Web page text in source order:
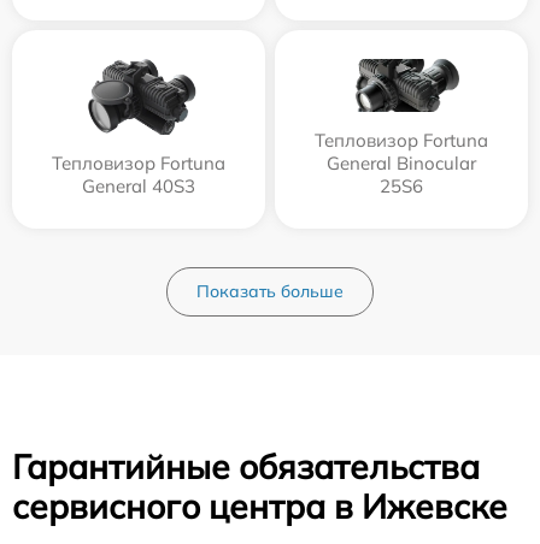
Тепловизор Fortuna
General 40S3
Тепловизор Fortuna
General Binocular
25S6
Показать больше
Гарантийные обязательства
сервисного центра в Ижевске